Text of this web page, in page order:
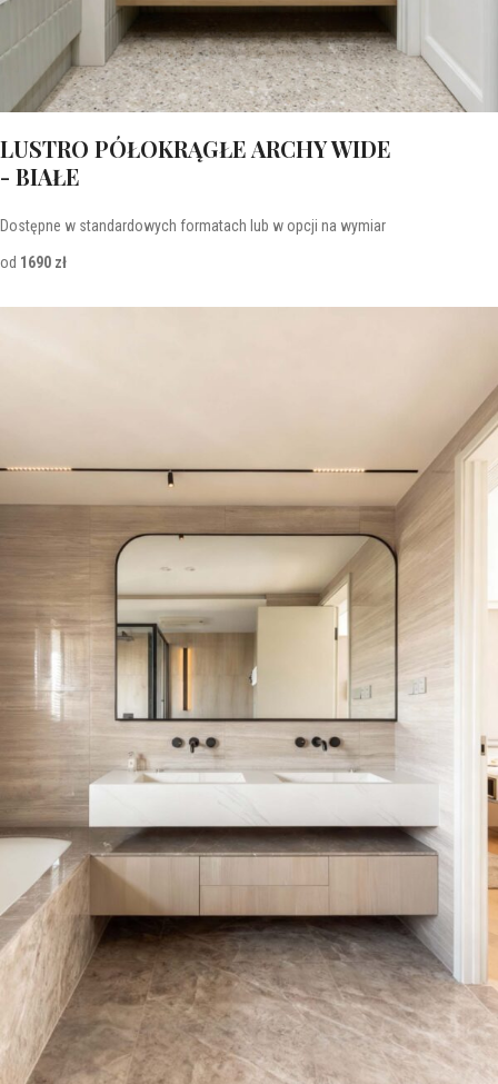
LUSTRO PÓŁOKRĄGŁE ARCHY WIDE
- BIAŁE
Dostępne w standardowych formatach lub w opcji na wymiar
od 1690 zł